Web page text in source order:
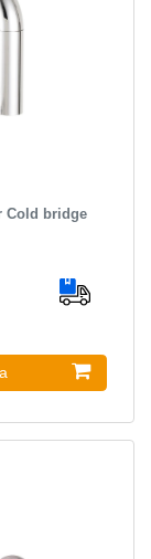
Cold bridge